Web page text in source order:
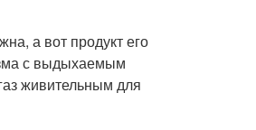
а вот продукт его
с выдыхаемым
живительным для